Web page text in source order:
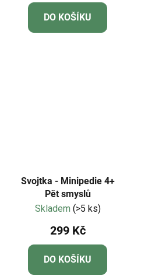
DO KOŠÍKU
Svojtka - Minipedie 4+
Pět smyslů
Skladem (>5 ks)
299 Kč
DO KOŠÍKU